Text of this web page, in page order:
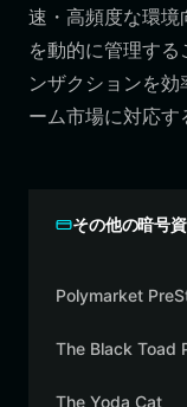
速・高頻度な環境
を動的に管理す
ンザクションを効
ーム市場に対応す
その他の暗号
Polymarket
The Black Toad
The Yoda Cat